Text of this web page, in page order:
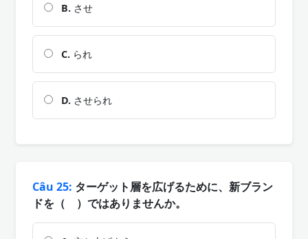
B. させ
C. られ
D. させられ
Câu 25: ターゲット層を広げるために、新ブラン
ドを（ ）ではありませんか。